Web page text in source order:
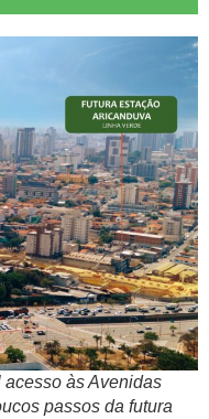
às Avenidas
passos da futura